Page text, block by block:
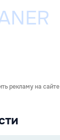
рекламу на сайте